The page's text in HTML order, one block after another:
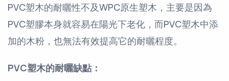
PVC塑木的耐曬性不及WPC原生塑木，主要是因為
PVC塑膠本身就容易在陽光下老化，而PVC塑木中添
加的木粉，也無法有效提高它的耐曬程度。
PVC塑木的耐曬缺點：